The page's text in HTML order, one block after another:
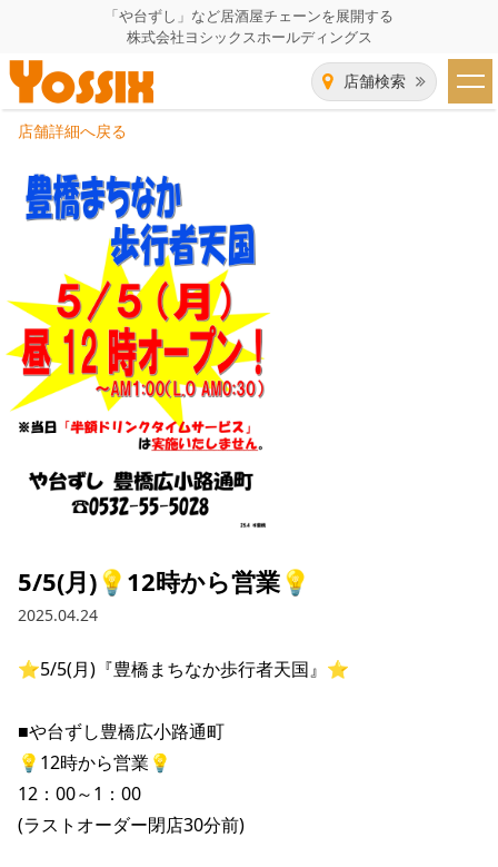
「や台ずし」など居酒屋チェーンを展開する
株式会社ヨシックスホールディングス
店舗検索
HOME
企業情報
企業情報トップ
代表者あいさつ
グループ会社
会社概要
経営陣
組織図
所在地
事業一覧
飲食事業紹介
飲食事業紹介トップ
や台ずし
ニパチ
焼とりてっぱん
せんと
や台や
IR（株主・投資家）情報
IR情報トップ
会長メッセージ
コーポレートガバナンス
財政状況
IRライブラリ
IRライブラリトップ
決算短信
IRカレンダー
採用情報トップ
パート・アルバイト
店舗物件・店舗施工管理業者の募集
お問い合わせ
IRお問い合わせ
ご意見・アンケート（ご来店の方）
リンク集
サイトマップ
店舗詳細へ戻る
5/5(月)💡12時から営業💡
2025.04.24
⭐️5/5(月)『豊橋まちなか歩行者天国』⭐️
■や台ずし豊橋広小路通町
💡12時から営業💡
12：00～1：00
(ラストオーダー閉店30分前)